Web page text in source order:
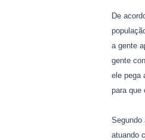
De
a gente
gente
ele pega
para que
Segundo
atuando